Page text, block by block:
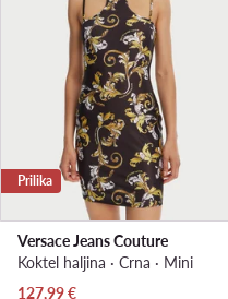
Prilika
Versace Jeans Couture
Koktel haljina · Crna · Mini
Trenutna cijena
127,99€